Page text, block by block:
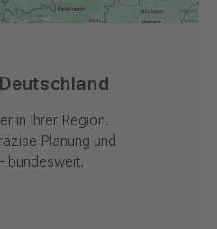
in Ihrer Region.
Planung und
bundesweit.